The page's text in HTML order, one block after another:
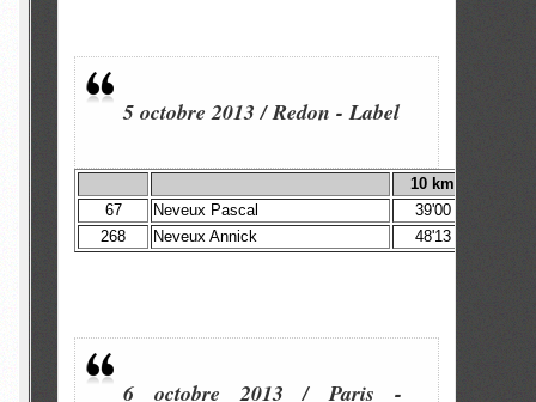
5 octobre 2013 / Redon -Label
10 km
67
Neveux Pascal
39'00
268
Neveux Annick 48'13
6 octobre 2013 / Paris -